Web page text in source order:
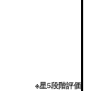
※星5段階評価